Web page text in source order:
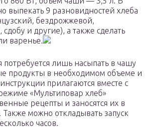
выпекать 9 разновидностей хлеба
бездрожжевой,
и другие), а также сделать
варенье.
потребуется лишь насыпать в чашу
продукты в необходимом объеме и
прилагаются вместе с
«Мультиповар хлеб»
рецепты и заносятся их в
Также можно откладывать запуск
часов.